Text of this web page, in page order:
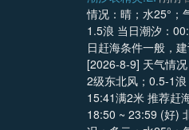
情况：晴；水25°；
1.5浪 当日潮汐：
日赶海条件一般，建议
[2026-8-9] 天气情
2级东北风；0.5-1
15:41满2米 推荐赶
18:50 ~ 23:59 (好) 北戴河[2026-8-10] 天气情